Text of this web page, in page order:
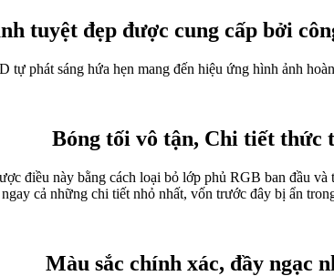
tuyệt đẹp được cung cấp bởi
phát sáng hứa hẹn mang đến hiệu ứng hình ảnh
Bóng tối vô tận, Chi tiết thức
điều này bằng cách loại bỏ lớp phủ RGB ban đầu
cả những chi tiết nhỏ nhất, vốn trước đây bị ẩn
Màu sắc chính xác, đầy ngạc